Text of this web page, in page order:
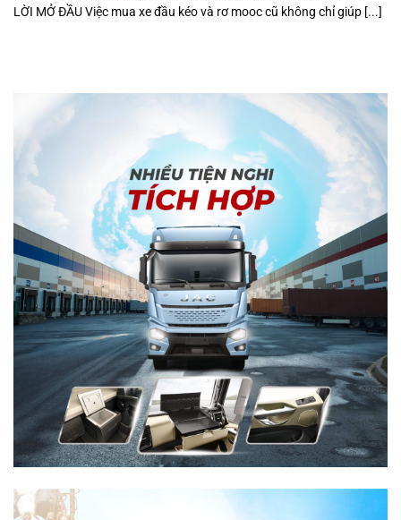
LỜI MỞ ĐẦU Việc mua xe đầu kéo và rơ mooc cũ không chỉ giúp [...]